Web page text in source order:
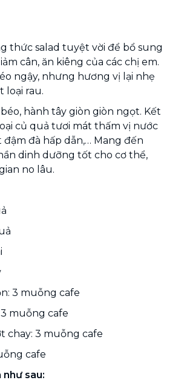
thức salad tuyệt vời để bổ sung
cân, ăn kiêng của các chị em.
ngậy, nhưng hương vị lại nhẹ
loại rau.
hành tây giòn giòn ngọt. Kết
củ quả tươi mát thấm vị nước
đà hấp dẫn,… Mang đến
dinh dưỡng tốt cho cơ thể,
no lâu.
3 muỗng cafe
3 muỗng cafe
chay: 3 muỗng cafe
cafe
như sau: